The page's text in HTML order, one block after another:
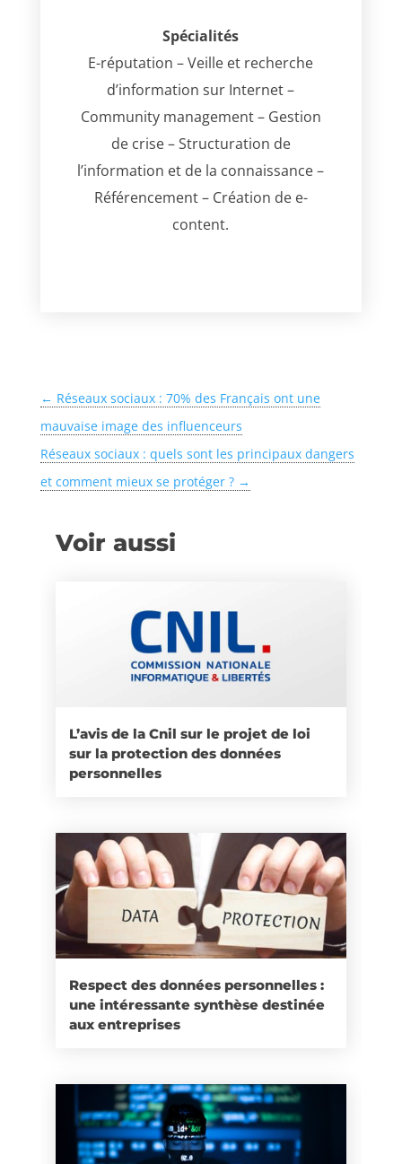
Spécialités
E-réputation – Veille et recherche
d’information sur Internet –
Community management – Gestion
de crise – Structuration de
l’information et de la connaissance –
Référencement – Création de e-
content.
← Réseaux sociaux : 70% des Français ont une
mauvaise image des influenceurs
Réseaux sociaux : quels sont les principaux dangers
et comment mieux se protéger ? →
Voir aussi
L’avis de la Cnil sur le projet de loi
sur la protection des données
personnelles
Respect des données personnelles :
une intéressante synthèse destinée
aux entreprises